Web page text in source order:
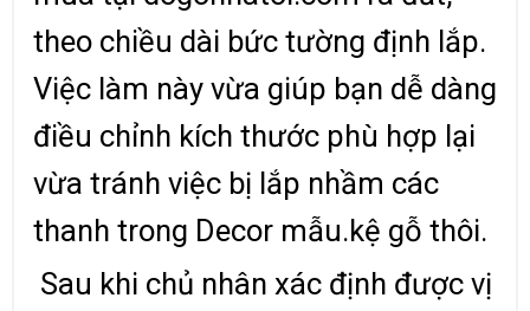
theo chiều dài bức tường định lắp.
Việc làm này vừa giúp bạn dễ dàng
điều chỉnh kích thước phù hợp lại
vừa tránh việc bị lắp nhầm các
thanh trong Decor mẫu.kệ gỗ thôi.
Sau khi chủ nhân xác định được vị